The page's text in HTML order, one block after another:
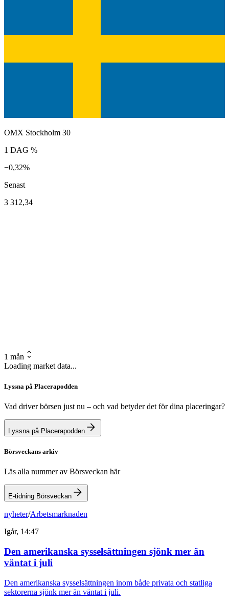
OMX Stockholm 30
1 DAG %
−0,32%
Senast
3 312,34
1 mån
Loading market data...
Lyssna på Placerapodden
Vad driver börsen just nu – och vad betyder det för dina placeringar?
Lyssna på Placerapodden
Börsveckans arkiv
Läs alla nummer av Börsveckan här
E-tidning Börsveckan
nyheter/Arbetsmarknaden
Igår, 14:47
Den amerikanska sysselsättningen sjönk mer än
väntat i juli
Den amerikanska sysselsättningen inom både privata och statliga
sektorerna sjönk mer än väntat i juli.